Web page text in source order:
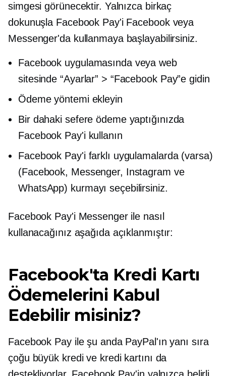
simgesi görünecektir. Yalnızca birkaç
dokunuşla Facebook Pay'i Facebook veya
Messenger'da kullanmaya başlayabilirsiniz.
Facebook uygulamasında veya web
sitesinde “Ayarlar” > “Facebook Pay”e gidin
Ödeme yöntemi ekleyin
Bir dahaki sefere ödeme yaptığınızda
Facebook Pay'i kullanın
Facebook Pay'i farklı uygulamalarda (varsa)
(Facebook, Messenger, Instagram ve
WhatsApp) kurmayı seçebilirsiniz.
Facebook Pay'i Messenger ile nasıl
kullanacağınız aşağıda açıklanmıştır:
Facebook'ta Kredi Kartı
Ödemelerini Kabul
Edebilir misiniz?
Facebook Pay ile şu anda PayPal'ın yanı sıra
çoğu büyük kredi ve kredi kartını da